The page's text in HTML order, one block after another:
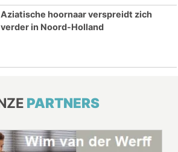
Aziatische hoornaar verspreidt zich
verder in Noord-Holland
PARTNERS